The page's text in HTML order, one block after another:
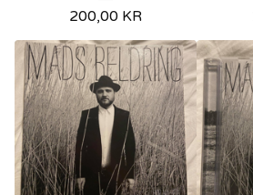
200,00 KR